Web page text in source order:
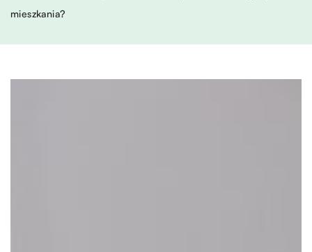
mieszkania?